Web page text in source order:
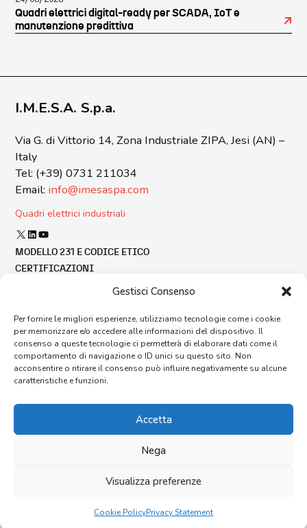
Gestisci Consenso
Per fornire le migliori esperienze, utilizziamo tecnologie come i cookie
per memorizzare e/o accedere alle informazioni del dispositivo. Il
consenso a queste tecnologie ci permetterà di elaborare dati come il
comportamento di navigazione o ID unici su questo sito. Non
acconsentire o ritirare il consenso può influire negativamente su alcune
caratteristiche e funzioni.
Accetta
Nega
Visualizza preferenze
Cookie PolicyPrivacy Statement
Quadri elettrici digital-ready per SCADA, IoT e
manutenzione predittiva
I.M.E.S.A. S.p.a.
Via G. di Vittorio 14, Zona Industriale ZIPA, Jesi (AN) –
Italy
Tel: (+39) 0731 211034
Email: info@imesaspa.com
Quadri elettrici industriali
X LinkedIn YouTube
MODELLO 231 E CODICE ETICO
CERTIFICAZIONI
BILANCIO DI SOSTENIBILITÀ
SEGNALAZIONE ILLECITI
CONDIZIONI GENERALI DI FORNITURA
CONTATTI
AGENTI
FAQ
MAPPA SITO
60035 Jesi (AN) – Italy Capitale Sociale €1.612.000 i.v. – Reg.